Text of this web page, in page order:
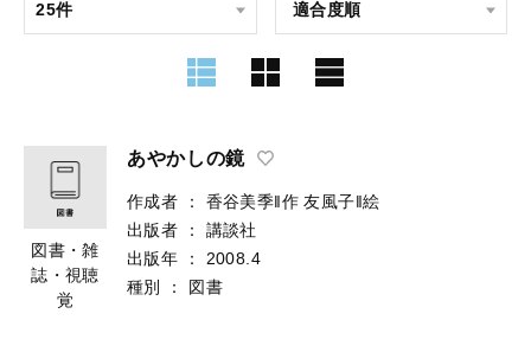
図書・雑
誌・視聴
覚
あやかしの鏡
作成者 ： 香谷美季‖作 友風子‖絵
出版者
：
講談社
出版年
：
2008.4
種別
： 図書